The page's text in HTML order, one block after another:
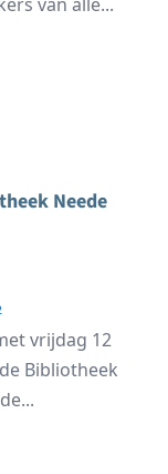
Neede
vrijdag 12
Bibliotheek